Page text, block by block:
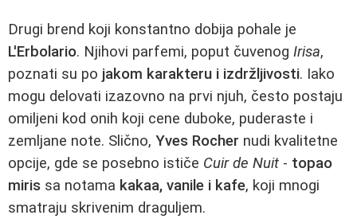
Drugi brend koji konstantno dobija pohale je
L'Erbolario. Njihovi parfemi, poput čuvenog Irisa,
poznati su po jakom karakteru i izdržljivosti. Iako
mogu delovati izazovno na prvi njuh, često postaju
omiljeni kod onih koji cene duboke, puderaste i
zemljane note. Slično, Yves Rocher nudi kvalitetne
opcije, gde se posebno ističe Cuir de Nuit - topao
miris sa notama kakaa, vanile i kafe, koji mnogi
smatraju skrivenim draguljem.